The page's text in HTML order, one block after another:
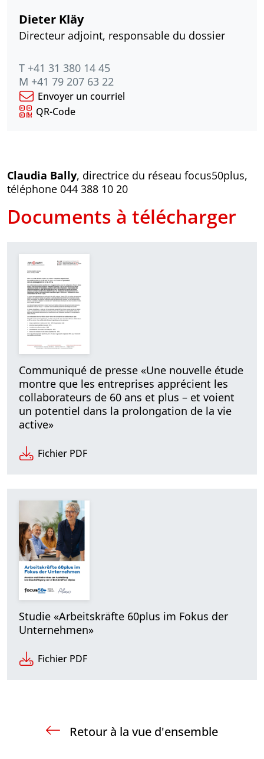
Dieter Kläy
Directeur adjoint, responsable du dossier
T +41 31 380 14 45
M +41 79 207 63 22
Envoyer un courriel
QR-Code
Claudia Bally, directrice du réseau focus50plus,
téléphone 044 388 10 20
Documents à télécharger
Communiqué de presse «Une nouvelle étude
montre que les entreprises apprécient les
collaborateurs de 60 ans et plus – et voient
un potentiel dans la prolongation de la vie
active»
Fichier PDF
Studie «Arbeitskräfte 60plus im Fokus der
Unternehmen»
Fichier PDF
Retour à la vue d'ensemble